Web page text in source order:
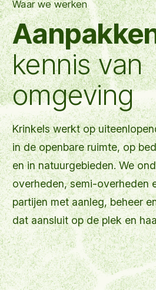
Waar we werken
kennis
omgeving
Krinkels werkt op
in de openbare ruimte, op
en in natuurgebieden. We
overheden, semi-overheden
partijen met aanleg, beheer
dat aansluit op de plek en